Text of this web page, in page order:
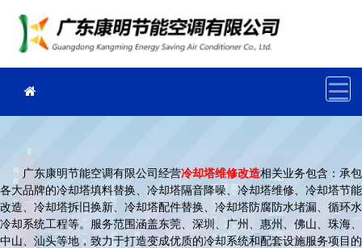
广东康明节能空调有限公司经营冷却塔维修改造相关业务包含：承包
各大品牌的冷却塔填料替换、冷却塔隔音降噪、冷却塔维修、冷却塔节能
改造、冷却塔拆旧换新、冷却塔配件替换、冷却塔防腐防水堵漏、循环水
冷却系统工程等。服务范围涵盖东莞、深圳、广州、惠州、佛山、珠海、
中山、汕头等地，致力于打造变成优质的冷却系统和配套设施服务项目的